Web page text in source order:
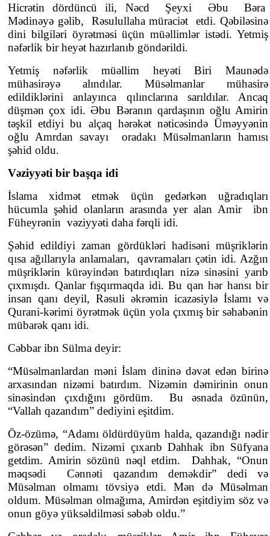
Hicrətin dördüncü ili, Nəcd Şeyxi Əbu Bəra
Mədinəyə gəlib, Rəsulullaha müraciət etdi. Qəbiləsinə
dini bilgiləri öyrətməsi üçün müəllimlər istədi. Yetmiş
nəfərlik bir heyət hazırlanıb göndərildi.
Yetmiş nəfərlik müəllim heyəti Biri Maunədə
mühasirəyə alındılar. Müsəlmanlar mühasirə
edildiklərini anlayınca qılınclarına sarıldılar. Ancaq
düşmən çox idi. Əbu Bəranın qardaşının oğlu Amirin
təşkil etdiyi bu alçaq hərəkət nəticəsində Üməyyənin
oğlu Amrdan savayı oradakı Müsəlmanların hamısı
şəhid oldu.
Vəziyyəti bir başqa idi
İslama xidmət etmək üçün gedərkən uğradıqları
hücumla şəhid olanların arasında yer alan Amir ibn
Füheyrənin vəziyyəti daha fərqli idi.
Şəhid edildiyi zaman gördükləri hadisəni müşriklərin
qısa ağıllarıyla anlamaları, qavramaları çətin idi. Azğın
müşriklərin kürəyindən batırdıqları nizə sinəsini yarıb
çıxmışdı. Qanlar fışqırmaqda idi. Bu qan hər hansı bir
insan qanı deyil, Rəsuli əkrəmin icazəsiylə İslamı və
Qurani-kərimi öyrətmək üçün yola çıxmış bir səhabənin
mübarək qanı idi.
Cəbbar ibn Sülma deyir:
“Müsəlmanlardan məni İslam dininə dəvət edən birinə
arxasından nizəmi batırdım. Nizəmin dəmirinin onun
sinəsindən çıxdığını gördüm. Bu əsnada özünün,
“Vallah qazandım” dediyini eşitdim.
Öz-özümə, “Adamı öldürdüyüm halda, qazandığı nədir
görəsən” dedim. Nizəmi çıxarıb Dahhak ibn Süfyana
getdim. Amirin sözünü nəql etdim. Dahhak, “Onun
məqsədi Cənnəti qazandım deməkdir” dedi və
Müsəlman olmamı tövsiyə etdi. Mən də Müsəlman
oldum. Müsəlman olmağıma, Amirdən eşitdiyim söz və
onun göyə yüksəldilməsi səbəb oldu.”